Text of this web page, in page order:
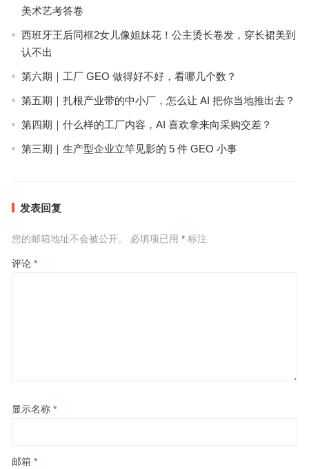
美术艺考答卷
西班牙王后同框2女儿像姐妹花！公主烫长卷发，穿长裙美到
认不出
第六期｜工厂 GEO 做得好不好，看哪几个数？
第五期｜扎根产业带的中小厂，怎么让 AI 把你当地推出去？
第四期｜什么样的工厂内容，AI 喜欢拿来向采购交差？
第三期｜生产型企业立竿见影的 5 件 GEO 小事
发表回复
您的邮箱地址不会被公开。 必填项已用 *标注
评论 *
显示名称 *
邮箱 *